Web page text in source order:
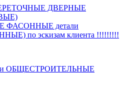
ДВЕРНЫЕ
детали
по эскизам клиента !!!!!!!!!
ОБЩЕСТРОИТЕЛЬНЫЕ